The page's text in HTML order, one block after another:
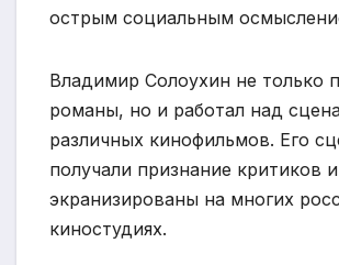
острым социальным
Владимир Солоухин не только
романы, но и работал над
различных кинофильмов. Его
получали признание критиков
экранизированы на многих
киностудиях.